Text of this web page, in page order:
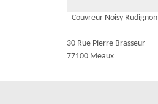
Couvreur Noisy Rudignon
30 Rue Pierre Brasseur
77100 Meaux